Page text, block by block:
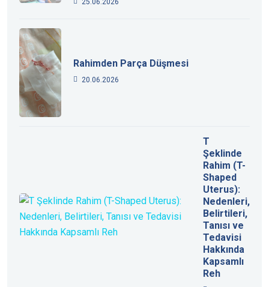
25.06.2026
Rahimden Parça Düşmesi
20.06.2026
T
Şeklinde
Rahim (T-
Shaped
Uterus):
Nedenleri,
Belirtileri,
Tanısı ve
Tedavisi
Hakkında
Kapsamlı
Reh